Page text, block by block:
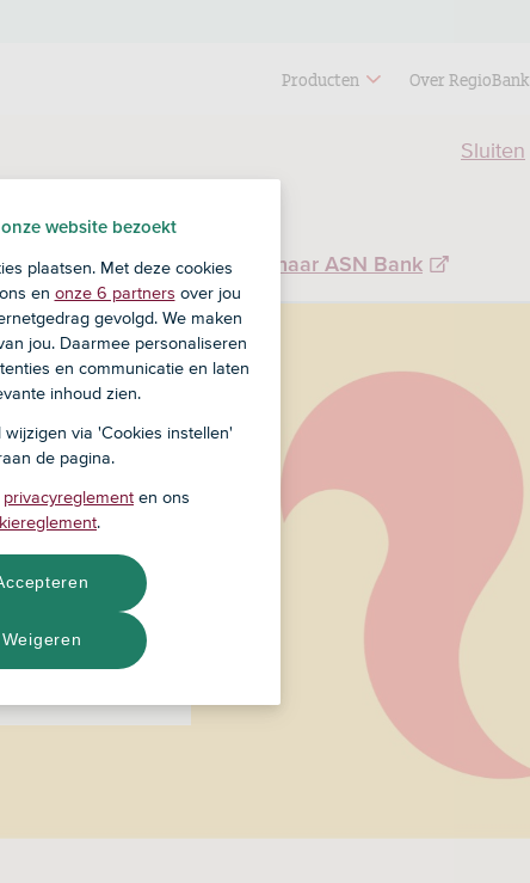
bij RegioBank?Ga dan naar ASN Bank
Sluiten
Producten Over RegioBank
Bank
RegioBank-
website bezoekt
plaatsen. Met deze cookies
en onze 6 partners over jou
gevolgd. We maken
jou. Daarmee personaliseren
en communicatie en laten
inhoud zien.
via 'Cookies instellen'
de pagina.
privacyreglement en ons
.
Weigeren